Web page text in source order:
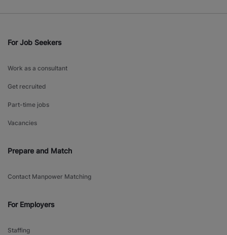
For Job Seekers
Work as a consultant
Get recruited
Part-time jobs
Vacancies
Prepare and Match
Contact Manpower Matching
For Employers
Staffing